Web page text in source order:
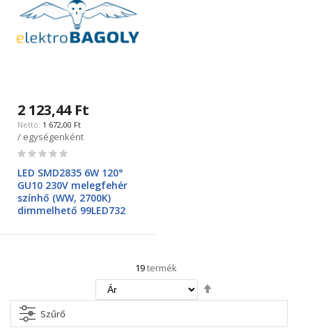
2 123,44 Ft
1 672,00 Ft
/ egységenként
Rating:
LED SMD2835 6W 120°
GU10 230V melegfehér
színhő (WW, 2700K)
dimmelhető 99LED732
19termék
irány
Szűrő